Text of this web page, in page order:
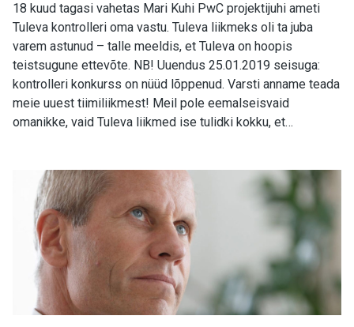
18 kuud tagasi vahetas Mari Kuhi PwC projektijuhi ameti
Tuleva kontrolleri oma vastu. Tuleva liikmeks oli ta juba
varem astunud – talle meeldis, et Tuleva on hoopis
teistsugune ettevõte. NB! Uuendus 25.01.2019 seisuga:
kontrolleri konkurss on nüüd lõppenud. Varsti anname teada
meie uuest tiimiliikmest! Meil pole eemalseisvaid
omanikke, vaid Tuleva liikmed ise tulidki kokku, et…